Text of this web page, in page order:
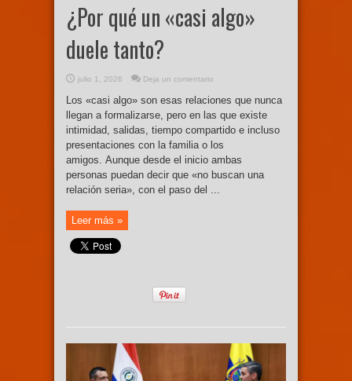
¿Por qué un «casi algo»
duele tanto?
julio 1, 2026 Deja un comentario
Los «casi algo» son esas relaciones que nunca
llegan a formalizarse, pero en las que existe
intimidad, salidas, tiempo compartido e incluso
presentaciones con la familia o los
amigos. Aunque desde el inicio ambas
personas puedan decir que «no buscan una
relación seria», con el paso del ...
Leer más »